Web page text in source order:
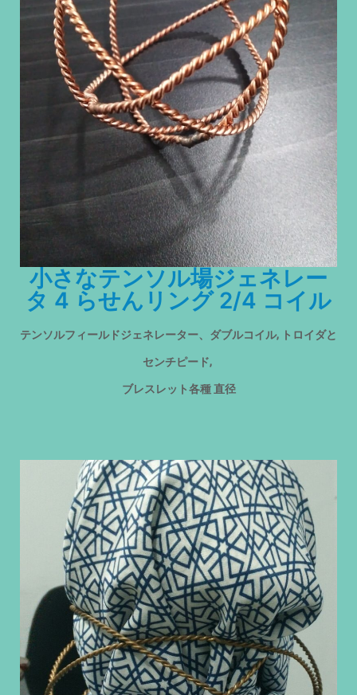
小さなテンソル場ジェネレー
タ 4 らせんリング 2/4 コイル
テンソルフィールドジェネレーター、ダブルコイル, トロイダと
センチピード,
ブレスレット各種 直径